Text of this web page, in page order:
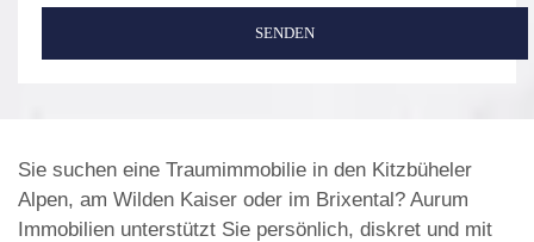
SENDEN
Sie suchen eine Traumimmobilie in den Kitzbüheler
Alpen, am Wilden Kaiser oder im Brixental? Aurum
Immobilien unterstützt Sie persönlich, diskret und mit